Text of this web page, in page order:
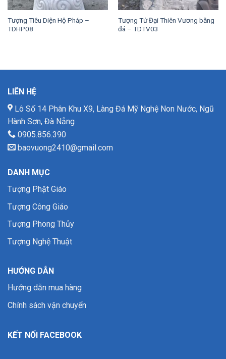
Tượng Tiêu Diện Hộ Pháp –
TDHP08
Tượng Tứ Đại Thiên Vương bằng
đá – TDTV03
LIÊN HỆ
Lô Số 14 Phân Khu X9, Làng Đá Mỹ Nghệ Non Nước, Ngũ
Hành Sơn, Đà Nẵng
0905.856.390
baovuong2410@gmail.com
DANH MỤC
Tượng Phật Giáo
Tượng Công Giáo
Tượng Phong Thủy
Tượng Nghệ Thuật
HƯỚNG DẪN
Hướng dẫn mua hàng
Chính sách vận chuyển
KẾT NỐI FACEBOOK